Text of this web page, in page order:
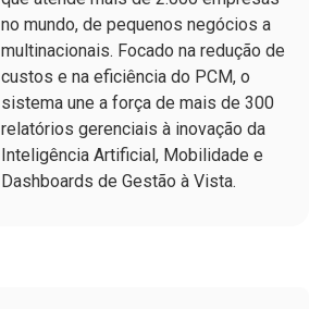
no mundo, de pequenos negócios a
multinacionais. Focado na redução de
custos e na eficiência do PCM, o
sistema une a força de mais de 300
relatórios gerenciais à inovação da
Inteligência Artificial, Mobilidade e
Dashboards de Gestão à Vista.